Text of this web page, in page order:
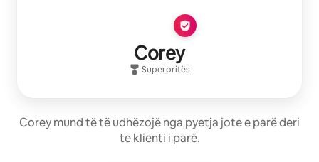
Corey
Superpritës
Corey mund të të udhëzojë nga pyetja jote e parë deri
te klienti i parë.